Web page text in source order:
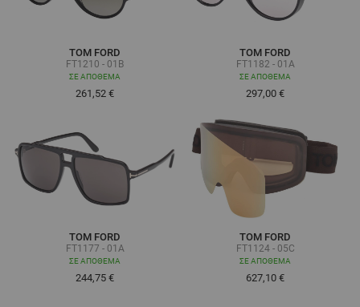
TOM FORD
FT1210 - 01B
ΣΕ ΑΠΌΘΕΜΑ
261,52 €
TOM FORD
FT1182 - 01A
ΣΕ ΑΠΌΘΕΜΑ
297,00 €
TOM FORD
FT1177 - 01A
ΣΕ ΑΠΌΘΕΜΑ
244,75 €
TOM FORD
FT1124 - 05C
ΣΕ ΑΠΌΘΕΜΑ
627,10 €